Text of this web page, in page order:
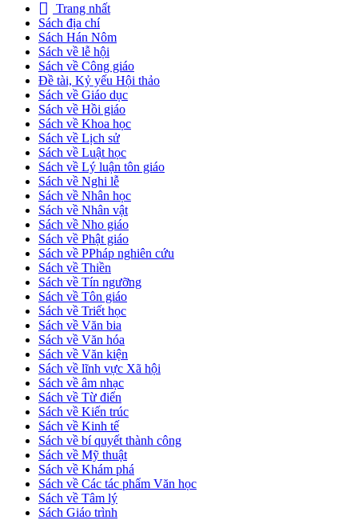
Trang nhất
Sách địa chí
Sách Hán Nôm
Sách về lễ hội
Sách về Công giáo
Đề tài, Kỷ yếu Hội thảo
Sách về Giáo dục
Sách về Hồi giáo
Sách về Khoa học
Sách về Lịch sử
Sách về Luật học
Sách về Lý luận tôn giáo
Sách về Nghi lễ
Sách về Nhân học
Sách về Nhân vật
Sách về Nho giáo
Sách về Phật giáo
Sách về PPháp nghiên cứu
Sách về Thiền
Sách về Tín ngưỡng
Sách về Tôn giáo
Sách về Triết học
Sách về Văn bia
Sách về Văn hóa
Sách về Văn kiện
Sách về lĩnh vực Xã hội
Sách về âm nhạc
Sách về Từ điển
Sách về Kiến trúc
Sách về Kinh tế
Sách về bí quyết thành công
Sách về Mỹ thuật
Sách về Khám phá
Sách về Các tác phẩm Văn học
Sách về Tâm lý
Sách Giáo trình